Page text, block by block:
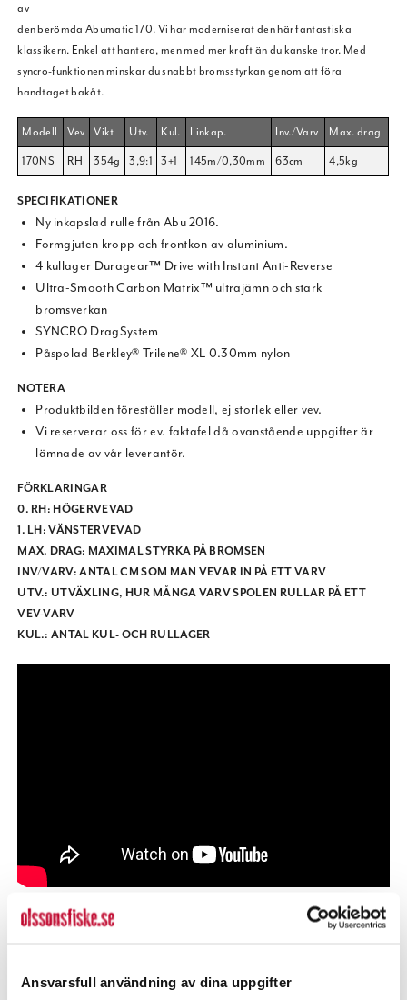
Ansvarsfull användning av dina uppgifter
av
den berömda Abumatic 170. Vi har moderniserat den här fantastiska
klassikern. Enkel att hantera, men med mer kraft än du kanske tror. Med
syncro-funktionen minskar du snabbt bromsstyrkan genom att föra
handtaget bakåt.
Modell Vev Vikt Utv. Kul. Linkap. Inv./Varv
Max. drag
170NS
RH 354g 3,9:1 3+1 145m/0,30mm 63cm 4,5kg
SPECIFIKATIONER
Ny inkapslad rulle från Abu 2016.
Formgjuten kropp och frontkon av aluminium.
4 kullager Duragear™ Drive with Instant Anti-Reverse
Ultra-Smooth Carbon Matrix™ ultrajämn och stark
bromsverkan
SYNCRO DragSystem
Påspolad Berkley® Trilene® XL 0.30mm nylon
NOTERA
Produktbilden föreställer modell, ej storlek eller vev.
Vi reserverar oss för ev. faktafel då ovanstående uppgifter är
lämnade av vår leverantör.
FÖRKLARINGAR
0. RH: HÖGERVEVAD
1. LH:VÄNSTERVEVAD
MAX. DRAG: MAXIMAL STYRKA PÅ BROMSEN
INV/VARV:ANTAL CM SOM MAN VEVAR IN PÅ ETT VARV
UTV.: UTVÄXLING, HUR MÅNGA VARV SPOLEN RULLAR PÅ ETT
VEV-VARV
KUL.: ANTAL KUL- OCH RULLAGER
POPULÄRT JUST NU